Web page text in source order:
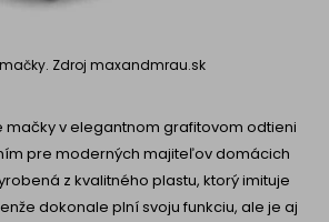
Zdroj maxandmrau.sk
mačkyv elegantnom grafitovom odtieni
pre moderných majiteľov domácich
z kvalitného plastu, ktorý imituje
dokonale plní svoju funkciu, ale je aj